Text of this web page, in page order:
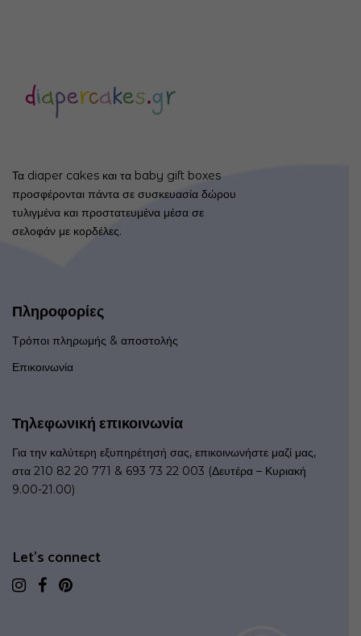
Τα diaper cakes και τα baby gift boxes
προσφέρονται πάντα σε συσκευασία δώρου
τυλιγμένα και προστατευμένα μέσα σε
σελοφάν με κορδέλες.
Πληροφορίες
Τρόποι πληρωμής & αποστολής
Επικοινωνία
Τηλεφωνική επικοινωνία
Για την καλύτερη εξυπηρέτησή σας, επικοινωνήστε μαζί μας,
στα 210 82 20 771 & 693 73 22 003 (Δευτέρα – Κυριακή
9.00-21.00)
Let's connect